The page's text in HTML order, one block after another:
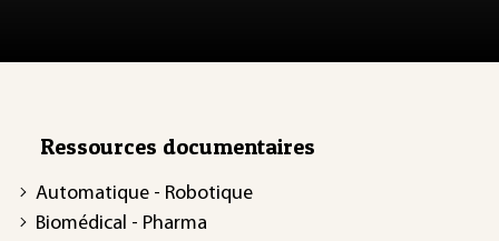
Ressources documentaires
Automatique - Robotique
Biomédical - Pharma